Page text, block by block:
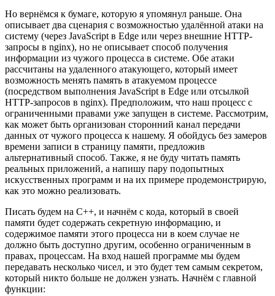
Но вернёмся к бумаге, которую я упомянул раньше. Она
описывает два сценария с возможностью удалённой атаки на
систему (через JavaScript в Edge или через внешние HTTP-
запросы в nginx), но не описывает способ получения
информации из чужого процесса в системе. Обе атаки
рассчитаны на удаленного атакующего, который имеет
возможность менять память в атакуемом процессе
(посредством выполнения JavaScript в Edge или отсылкой
HTTP-запросов в nginx). Предположим, что наш процесс с
ограниченными правами уже запущен в системе. Рассмотрим,
как может быть организован сторонний канал передачи
данных от чужого процесса к нашему. Я обойдусь без замеров
времени записи в страницу памяти, предложив
альтернативный способ. Также, я не буду читать память
реальных приложений, а напишу пару подопытных
искусственных программ и на их примере продемонстрирую,
как это можно реализовать.
Писать будем на C++, и начнём с кода, который в своей
памяти будет содержать секретную информацию, и
содержимое памяти этого процесса ни в коем случае не
должно быть доступно другим, особенно ограниченным в
правах, процессам. На вход нашей программе мы будем
передавать несколько чисел, и это будет тем самым секретом,
который никто больше не должен узнать. Начнём с главной
функции: